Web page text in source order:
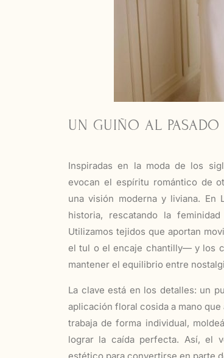
UN GUIÑO AL
Inspiradas en la moda de los
evocan el espíritu romántico de
una visión moderna y liviana. En
historia, rescatando la
Utilizamos tejidos que aportan
el tul o el encaje chantilly— y los
mantener el equilibrio entre
La clave está en los detalles: un
aplicación floral cosida a mano
trabaja de forma individual,
lograr la caída perfecta. Así, el
estético para convertirse en parte